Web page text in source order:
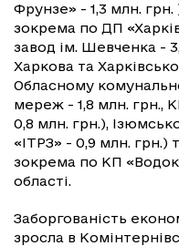
Фрунзе» - 1,3 млн.
зокрема по ДП
завод ім. Шевченка -
Харкова та
Обласному
мереж - 1,8 млн. грн.,
0,8 млн. грн.),
«ІТРЗ» - 0,9 млн. грн.)
зокрема по КП
області.
Заборгованість
зросла в